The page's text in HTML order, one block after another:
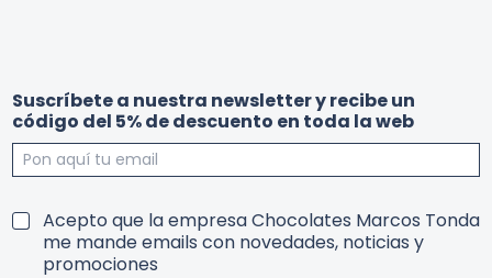
r
e
c
e
T
Suscríbete a nuestra newsletter y recibe un
código del 5% de descuento en toda la web
u
T
Acepto que la empresa Chocolates Marcos Tonda
me mande emails con novedades, noticias y
promociones